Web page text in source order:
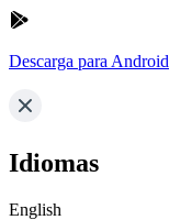
Descarga para Android
Idiomas
English